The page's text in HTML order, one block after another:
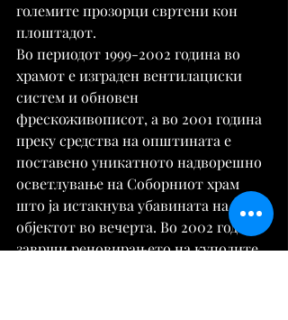
големите прозорци свртени кон
плоштадот.
Во периодот 1999-2002 година во
храмот е изграден вентилациски
систем и обновен
фрескоживописот, а во 2001 година
преку средства на општината е
поставено уникатното надворешно
осветлување на Соборниот храм
што ја истакнува убавината на
објектот во вечерта. Во 2002 година
заврши реновирањето на куполите